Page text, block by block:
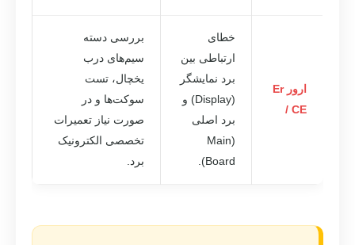
ارور Er
/ CE
خطای
ارتباطی بین
برد نمایشگر
(Display) و
برد اصلی
(Main
Board).
بررسی دسته
سیم‌های درب
یخچال، تست
سوکت‌ها و در
صورت نیاز تعمیرات
تخصصی الکترونیک
برد.